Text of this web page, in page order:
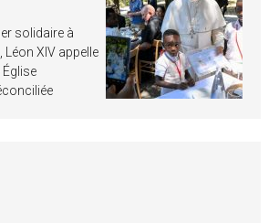
solidaire à
XIV appelle